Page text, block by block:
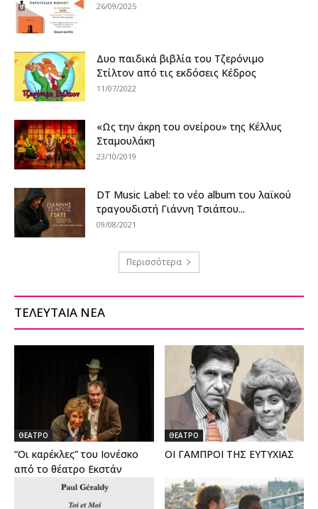
26/09/2025
Δυο παιδικά βιβλία του Τζερόνιμο
Στίλτον από τις εκδόσεις Κέδρος
11/07/2022
«Ως την άκρη του ονείρου» της Κέλλυς
Σταμουλάκη
23/10/2019
DT Music Label: το νέο album του λαϊκού
τραγουδιστή Γιάννη Τσιάπου...
09/08/2021
Περισσότερα
ΤΕΛΕΥΤΑΙΑ ΝΕΑ
ΘΕΑΤΡΟ
“Οι καρέκλες” του Ιονέσκο
από το θέατρο Εκστάν
ΘΕΑΤΡΟ
ΟΙ ΓΑΜΠΡΟΙ ΤΗΣ ΕΥΤΥΧΙΑΣ